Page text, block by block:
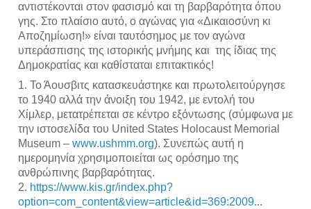
αντιστέκονται στον φασισμό και τη βαρβαρότητα όπου
γης. Στο πλαίσιο αυτό, ο αγώνας για «Δικαιοσύνη κι
Αποζημίωση!» είναι ταυτόσημος με τον αγώνα
υπεράσπισης της ιστορικής μνήμης και  της ίδιας της
Δημοκρατίας και καθίσταται επιτακτικός!
1. Το Άουσβιτς κατασκευάστηκε και πρωτολειτούργησε
το 1940 αλλά την άνοιξη του 1942, με εντολή του
Χίμλερ, μετατρέπεται σε κέντρο εξόντωσης (σύμφωνα με
την ιστοσελίδα του United States Holocaust Memorial
Museum – www.ushmm.org). Συνεπώς αυτή η
ημερομηνία χρησιμοποιείται ως ορόσημο της
ανθρώπινης βαρβαρότητας.
2. https://www.kis.gr/index.php?
option=com_content&view=article&id=369:2009...